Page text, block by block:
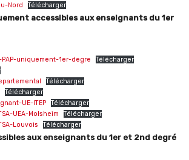
Nord Télécharger
accessibles aux enseignants du 1er
uniquement-1er-degre
Télécharger
Télécharger
Télécharger
UE-ITEP
Télécharger
UEA-Molsheim
Télécharger
Louvois
Télécharger
aux enseignants du 1er et 2nd degré